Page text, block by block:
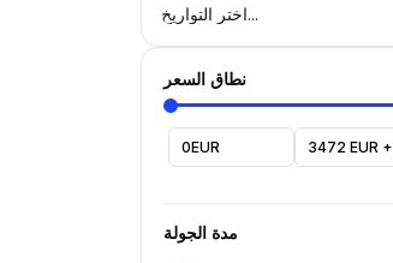
نطاق السعر
0EUR 3472 EUR +
مدة الجولة